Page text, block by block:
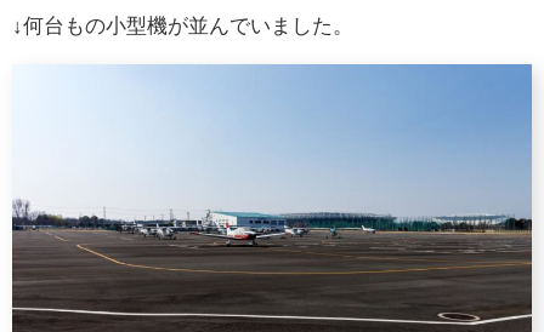
↓何台もの小型機が並んでいました。